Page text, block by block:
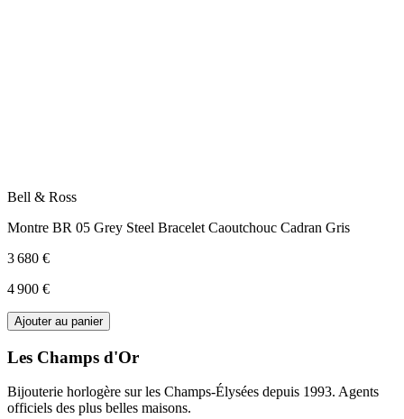
Bell & Ross
Montre BR 05 Grey Steel Bracelet Caoutchouc Cadran Gris
3 680 €
4 900 €
Ajouter au panier
Les Champs d'Or
Bijouterie horlogère sur les Champs-Élysées depuis 1993. Agents
officiels des plus belles maisons.